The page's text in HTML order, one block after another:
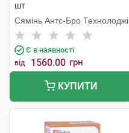
шт
Сямінь Антс-Бро Технолоджі
Є в наявності
від 1560.00 грн
КУПИТИ